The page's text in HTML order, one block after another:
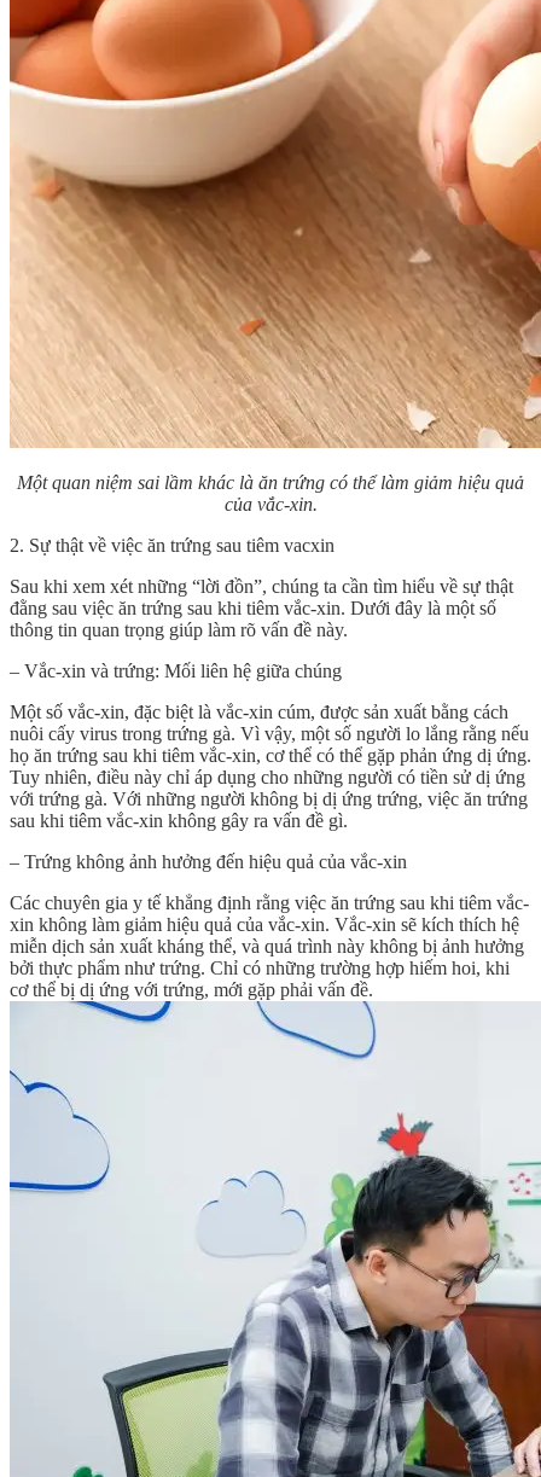
Một quan niệm sai lầm khác là ăn trứng có thể làm giảm hiệu quả
của vắc-xin.
2. Sự thật về việc ăn trứng sau tiêm vacxin
Sau khi xem xét những “lời đồn”, chúng ta cần tìm hiểu về sự thật
đằng sau việc ăn trứng sau khi tiêm vắc-xin. Dưới đây là một số
thông tin quan trọng giúp làm rõ vấn đề này.
– Vắc-xin và trứng: Mối liên hệ giữa chúng
Một số vắc-xin, đặc biệt là vắc-xin cúm, được sản xuất bằng cách
nuôi cấy virus trong trứng gà. Vì vậy, một số người lo lắng rằng nếu
họ ăn trứng sau khi tiêm vắc-xin, cơ thể có thể gặp phản ứng dị ứng.
Tuy nhiên, điều này chỉ áp dụng cho những người có tiền sử dị ứng
với trứng gà. Với những người không bị dị ứng trứng, việc ăn trứng
sau khi tiêm vắc-xin không gây ra vấn đề gì.
– Trứng không ảnh hưởng đến hiệu quả của vắc-xin
Các chuyên gia y tế khẳng định rằng việc ăn trứng sau khi tiêm vắc-
xin không làm giảm hiệu quả của vắc-xin. Vắc-xin sẽ kích thích hệ
miễn dịch sản xuất kháng thể, và quá trình này không bị ảnh hưởng
bởi thực phẩm như trứng. Chỉ có những trường hợp hiếm hoi, khi
cơ thể bị dị ứng với trứng, mới gặp phải vấn đề.